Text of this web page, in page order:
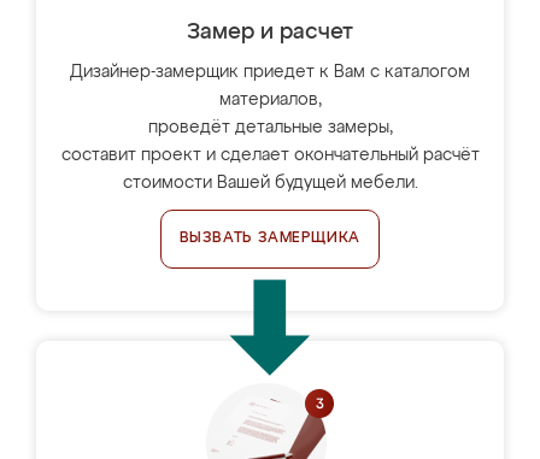
Замер и расчет
Дизайнер-замерщик приедет к Вам с каталогом
материалов,
проведёт детальные замеры,
составит проект и сделает окончательный расчёт
стоимости Вашей будущей мебели.
ВЫЗВАТЬ ЗАМЕРЩИКА